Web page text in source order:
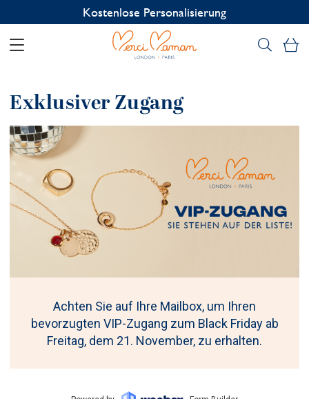
Kostenlose Personalisierung
Exklusiver Zugang